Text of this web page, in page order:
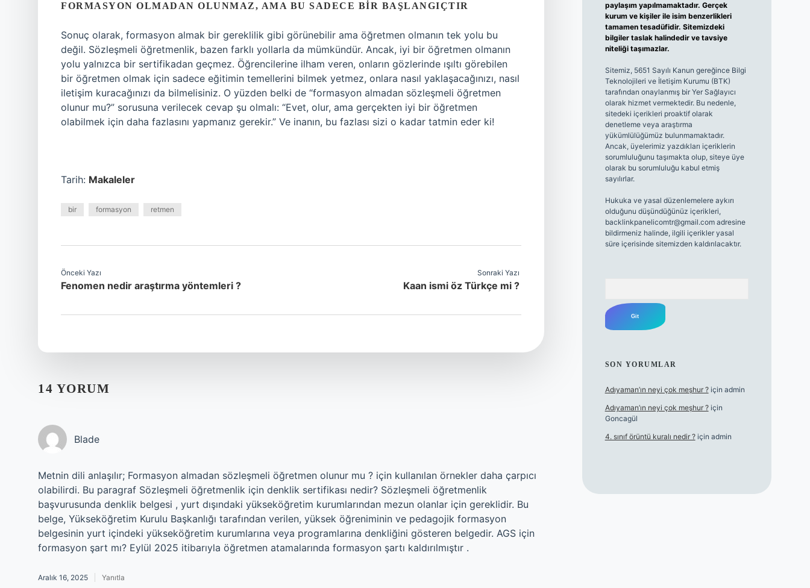
FORMASYON OLMADAN OLUNMAZ, AMA BU SADECE BIR BAŞLANGIÇTIR
Sonuç olarak, formasyon almak bir gereklilik gibi görünebilir ama öğretmen olmanın tek yolu bu
değil. Sözleşmeli öğretmenlik, bazen farklı yollarla da mümkündür. Ancak, iyi bir öğretmen olmanın
yolu yalnızca bir sertifikadan geçmez. Öğrencilerine ilham veren, onların gözlerinde ışıltı görebilen
bir öğretmen olmak için sadece eğitimin temellerini bilmek yetmez, onlara nasıl yaklaşacağınızı, nasıl
iletişim kuracağınızı da bilmelisiniz. O yüzden belki de “formasyon almadan sözleşmeli öğretmen
olunur mu?” sorusuna verilecek cevap şu olmalı: “Evet, olur, ama gerçekten iyi bir öğretmen
olabilmek için daha fazlasını yapmanız gerekir.” Ve inanın, bu fazlası sizi o kadar tatmin eder ki!
Tarih: Makaleler
bir formasyon retmen
Önceki Yazı
Fenomen nedir araştırma yöntemleri ?
Sonraki Yazı
Kaan ismi öz Türkçe mi ?
14 YORUM
Blade
Metnin dili anlaşılır; Formasyon almadan sözleşmeli öğretmen olunur mu ? için kullanılan örnekler daha çarpıcı
olabilirdi. Bu paragraf Sözleşmeli öğretmenlik için denklik sertifikası nedir? Sözleşmeli öğretmenlik
başvurusunda denklik belgesi , yurt dışındaki yükseköğretim kurumlarından mezun olanlar için gereklidir. Bu
belge, Yükseköğretim Kurulu Başkanlığı tarafından verilen, yüksek öğreniminin ve pedagojik formasyon
belgesinin yurt içindeki yükseköğretim kurumlarına veya programlarına denkliğini gösteren belgedir. AGS için
formasyon şart mı? Eylül 2025 itibarıyla öğretmen atamalarında formasyon şartı kaldırılmıştır .
Aralık 16, 2025 Yanıtla
paylaşım yapılmamaktadır. Gerçek
kurum ve kişiler ile isim benzerlikleri
tamamen tesadüfidir. Sitemizdeki
bilgiler taslak halindedir ve tavsiye
niteliği taşımazlar.
Sitemiz, 5651 Sayılı Kanun gereğince Bilgi
Teknolojileri ve İletişim Kurumu (BTK)
tarafından onaylanmış bir Yer Sağlayıcı
olarak hizmet vermektedir. Bu nedenle,
sitedeki içerikleri proaktif olarak
denetleme veya araştırma
yükümlülüğümüz bulunmamaktadır.
Ancak, üyelerimiz yazdıkları içeriklerin
sorumluluğunu taşımakta olup, siteye üye
olarak bu sorumluluğu kabul etmiş
sayılırlar.
Hukuka ve yasal düzenlemelere aykırı
olduğunu düşündüğünüz içerikleri,
backlinkpanelicomtr@gmail.comadresine
bildirmeniz halinde, ilgili içerikler yasal
süre içerisinde sitemizden kaldırılacaktır.
SON YORUMLAR
Adıyaman’ın neyi çok meşhur ?için admin
Adıyaman’ın neyi çok meşhur ?için
Goncagül
4. sınıf örüntü kuralı nedir ?için admin